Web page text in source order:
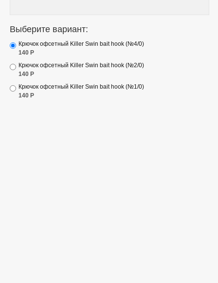
Выберите вариант:
Крючок офсетный Killer Swin bait hook (№4/0)
140 Р
Крючок офсетный Killer Swin bait hook (№2/0)
140 Р
Крючок офсетный Killer Swin bait hook (№1/0)
140 Р